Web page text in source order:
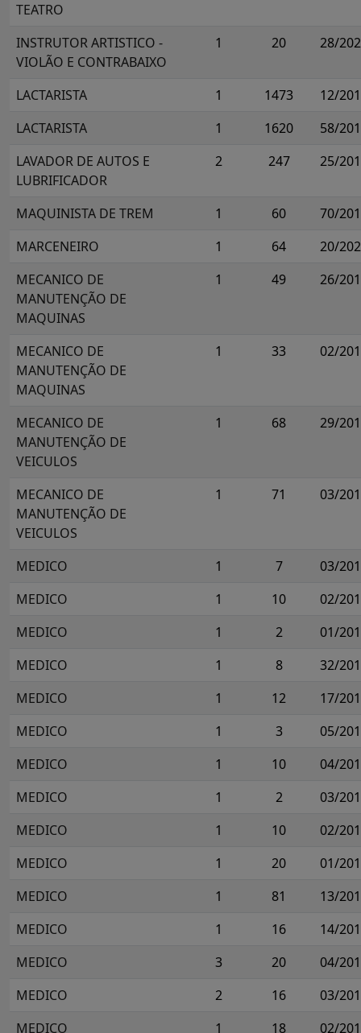
TEATRO
INSTRUTOR ARTISTICO -
VIOLÃO E CONTRABAIXO
1 20 28/
LACTARISTA 1 1473
12/
LACTARISTA
1 1620
58/
LAVADOR DE AUTOS E
LUBRIFICADOR
2 247 25/
MAQUINISTA DE TREM 1 60
70/
MARCENEIRO
1 64
20/
MECANICO DE
MANUTENÇÃO DE
MAQUINAS
1 49 26/
MECANICO DE
MANUTENÇÃO DE
MAQUINAS
1 33 02/
MECANICO DE
MANUTENÇÃO DE
VEICULOS
1 68 29/
MECANICO DE
MANUTENÇÃO DE
VEICULOS
1 71 03/
MEDICO 1 7
03/
MEDICO
1 10
02/
MEDICO
1 2
01/
MEDICO
1 8
32/
MEDICO
1 12
17/
MEDICO
1 3
05/
MEDICO
1 10
04/
MEDICO
1 2
03/
MEDICO
1 10
02/
MEDICO
1 20
01/
MEDICO
1 81
13/
MEDICO
1 16
14/
MEDICO
3 20
04/
MEDICO
2 16
03/
MEDICO
1 18 02/